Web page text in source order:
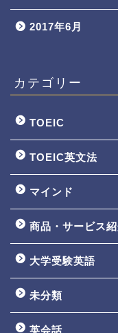
2017年6月
カテゴリー
TOEIC
TOEIC英文法
マインド
商品・サービス
大学受験英語
未分類
英会話